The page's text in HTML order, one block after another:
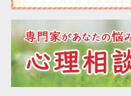
2022年08月
2022年06月
2022年05月
2022年04月
2022年03月